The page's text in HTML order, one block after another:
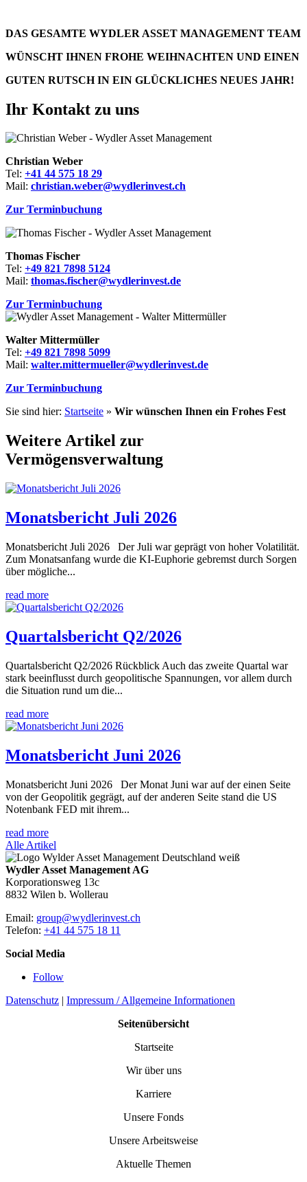
DAS GESAMTE WYDLER ASSET MANAGEMENT TEAM
WÜNSCHT IHNEN FROHE WEIHNACHTEN UND EINEN
GUTEN RUTSCH IN EIN GLÜCKLICHES NEUES JAHR!
Ihr Kontakt zu uns
Christian Weber
Tel: +41 44 575 18 29
Mail: christian.weber@wydlerinvest.ch
Zur Terminbuchung
Thomas Fischer
Tel: +49 821 7898 5124
Mail: thomas.fischer@wydlerinvest.de
Zur Terminbuchung
Walter Mittermüller
Tel: +49 821 7898 5099
Mail: walter.mittermueller@wydlerinvest.de
Zur Terminbuchung
Sie sind hier: Startseite » Wir wünschen Ihnen ein Frohes Fest
Weitere Artikel zur
Vermögensverwaltung
Monatsbericht Juli 2026
Monatsbericht Juli 2026 Der Juli war geprägt von hoher Volatilität.
Zum Monatsanfang wurde die KI-Euphorie gebremst durch Sorgen
über mögliche...
read more
Quartalsbericht Q2/2026
Quartalsbericht Q2/2026 Rückblick Auch das zweite Quartal war
stark beeinflusst durch geopolitische Spannungen, vor allem durch
die Situation rund um die...
read more
Monatsbericht Juni 2026
Monatsbericht Juni 2026 Der Monat Juni war auf der einen Seite
von der Geopolitik gegrägt, auf der anderen Seite stand die US
Notenbank FED mit ihrem...
read more
Alle Artikel
Wydler Asset Management AG
Korporationsweg 13c
8832 Wilen b. Wollerau
Email: group@wydlerinvest.ch
Telefon: +41 44 575 18 11
Social Media
Follow
Datenschutz | Impressum / Allgemeine Informationen
Seitenübersicht
Startseite
Wir über uns
Karriere
Unsere Fonds
Unsere Arbeitsweise
Aktuelle Themen